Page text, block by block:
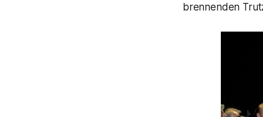
brennenden